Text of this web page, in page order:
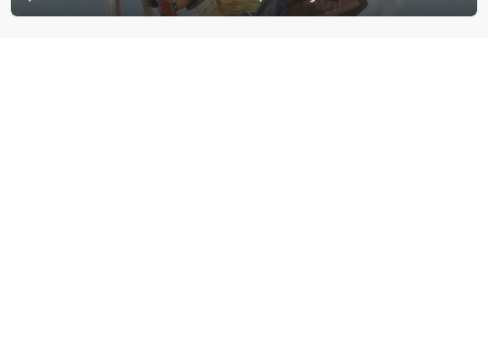
agenten.